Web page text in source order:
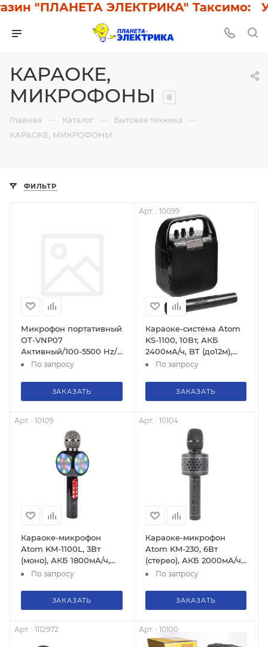
"ПЛАНЕТА ЭЛЕКТРИКА" Таксимо: У
КАРАОКЕ,
МИКРОФОНЫ
8
Главная — Каталог — Бытовая техника —
КАРАОКЕ, МИКРОФОНЫ
ФИЛЬТР
Микрофон портативный
OT-VNP07
Активный/100-5500 Hz/
до 50м2/18мА/9-12В/
(MF-01)
По запросу
ЗАКАЗАТЬ
Арт. : 10099
Караоке-система Atom
KS-1100, 10Вт, АКБ
2400мА/ч, BT (до12м),
USB, microSD, AUX,
По запросу
ЗАКАЗАТЬ
Арт. : 10109
Караоке-микрофон
Atom KM-1100L, 3Вт
(моно), АКБ 1800мА/ч,
Bluetooth - 4.1 (до10м),
По запросу
ЗАКАЗАТЬ
Арт. : 10104
Караоке-микрофон
Atom KM-230, 6Вт
(стерео), АКБ 2000мА/ч,
BT- 4.2 (до10м), microSD,
По запросу
ЗАКАЗАТЬ
Арт. : 1112972 Арт. : 10100